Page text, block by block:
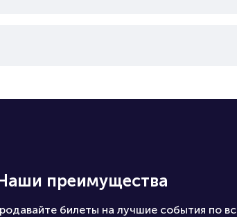
преимущества
билеты на лучшие события по